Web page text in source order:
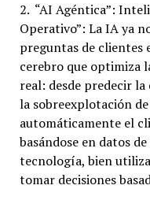
2. “AI Agéntica”:
Operativo”: La IA ya
preguntas de clientes
cerebro que optimiza
real: desde predecir
la sobreexplotación
automáticamente el
basándose en datos
tecnología, bien
tomar decisiones